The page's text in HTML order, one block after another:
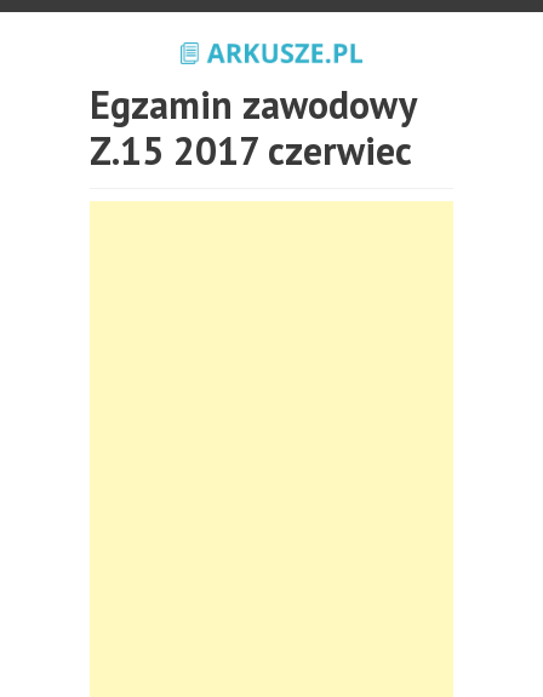
Egzamin zawodowy
Z.15 2017 czerwiec